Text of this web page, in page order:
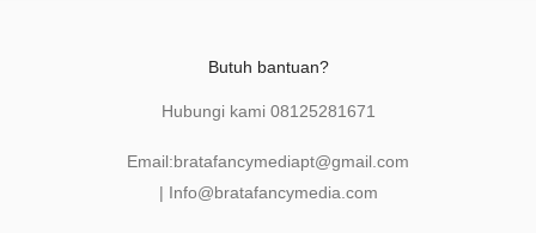
Butuh bantuan?
Hubungi kami 08125281671
Email:bratafancymediapt@gmail.com
| Info@bratafancymedia.com